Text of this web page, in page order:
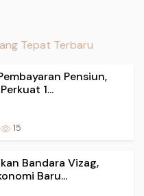
Tepat Terbaru
Pensiun,
1...
15
Bandara Vizag,
Baru...